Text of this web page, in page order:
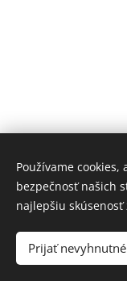
Používame
bezpečnosť našich
najlepšiu skúsenosť
Prijať nevyhnutné